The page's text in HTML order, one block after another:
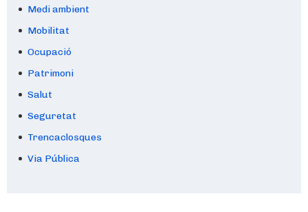
Medi ambient
Mobilitat
Ocupació
Patrimoni
Salut
Seguretat
Trencaclosques
Via Pública